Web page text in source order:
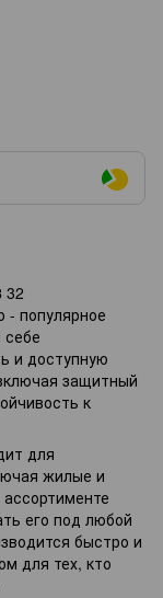
32
- популярное
себе
и доступную
защитный
к
для
жилые и
его под любой
быстро и
для тех, кто